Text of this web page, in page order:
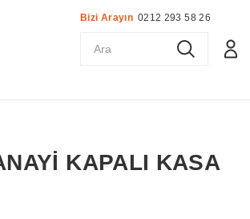
Bizi Arayın 0212 293 58 26
KAPALI KASA